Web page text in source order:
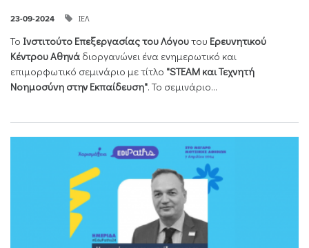
23-09-2024 ΙΕΛ
Το Ινστιτούτο Επεξεργασίας του Λόγουτου Ερευνητικού
Κέντρου Αθηνά διοργανώνει ένα ενημερωτικό και
επιμορφωτικό σεμινάριο με τίτλο "STEAM και Τεχνητή
Νοημοσύνη στην Εκπαίδευση". Το σεμινάριο...